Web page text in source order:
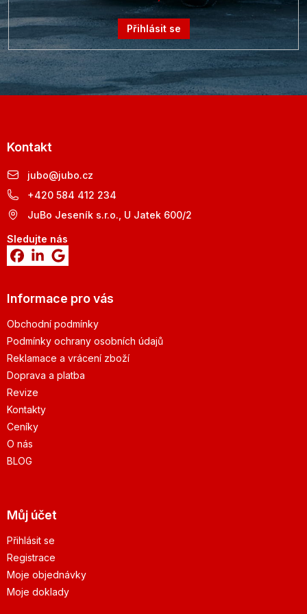
Přihlásit se
Kontakt
jubo@jubo.cz
+420 584 412 234
JuBo Jeseník s.r.o., U Jatek 600/2
Sledujte nás
Informace pro vás
Obchodní podmínky
Podmínky ochrany osobních údajů
Reklamace a vrácení zboží
Doprava a platba
Revize
Kontakty
Ceníky
O nás
BLOG
Můj účet
Přihlásit se
Registrace
Moje objednávky
Moje doklady